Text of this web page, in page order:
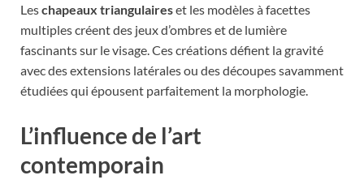
Leschapeaux triangulaireset les modèles à facettes
multiples créent des jeux d’ombres et de lumière
fascinants sur le visage. Ces créations défient la gravité
avec des extensions latérales ou des découpes savamment
étudiées qui épousent parfaitement la morphologie.
L’influence de l’art
contemporain